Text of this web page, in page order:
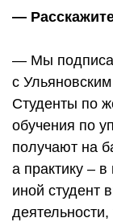
—
— Мы
с
Студенты по
обучения по
получают на
а практику –
иной студент